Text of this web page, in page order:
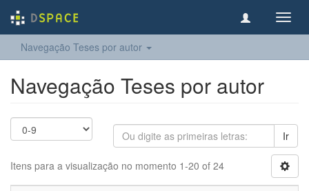
Navegação Teses por autor
Navegação Teses por autor
Ir
Itens para a visualização no momento 1-20 of 24